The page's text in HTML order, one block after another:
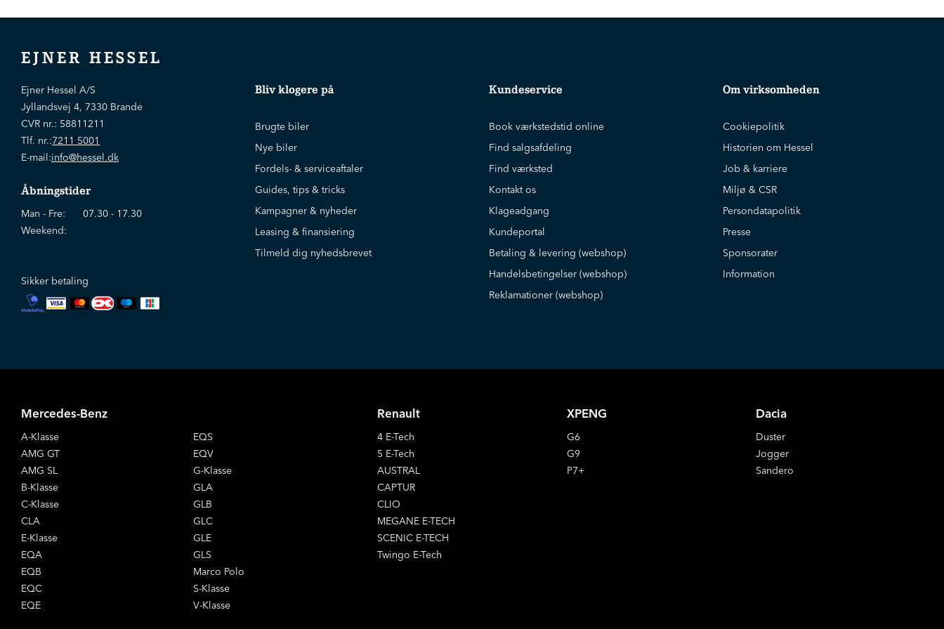
EJNER HESSEL
Ejner Hessel A/S
Jyllandsvej 4, 7330 Brande
CVR nr.: 58811211
Tlf. nr.:7211 5001
E-mail:info@hessel.dk
Åbningstider
Man - Fre:
07.30 - 17.30
Weekend:
Sikker betaling
Bliv klogere på
Brugte biler
Nye biler
Fordels- & serviceaftaler
Guides, tips & tricks
Kampagner & nyheder
Leasing & finansiering
Tilmeld dig nyhedsbrevet
Kundeservice
Book værkstedstid online
Find salgsafdeling
Find værksted
Kontakt os
Klageadgang
Kundeportal
Betaling & levering (webshop)
Handelsbetingelser (webshop)
Reklamationer (webshop)
Om virksomheden
Cookiepolitik
Historien om Hessel
Job & karriere
Miljø & CSR
Persondatapolitik
Presse
Sponsorater
Information
Mercedes-Benz
A-Klasse
AMG GT
AMG SL
B-Klasse
C-Klasse
CLA
E-Klasse
EQA
EQB
EQC
EQE
EQS
EQV
G-Klasse
GLA
GLB
GLC
GLE
GLS
Marco Polo
S-Klasse
V-Klasse
Renault
4 E-Tech
5 E-Tech
AUSTRAL
CAPTUR
CLIO
MEGANE E-TECH
SCENIC E-TECH
Twingo E-Tech
XPENG
G6
G9
P7+
Dacia
Duster
Jogger
Sandero